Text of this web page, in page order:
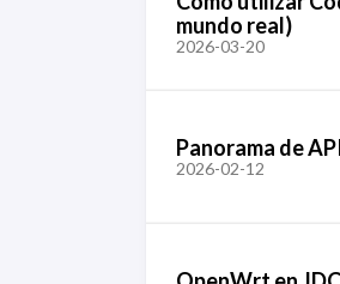
mundo real)
2026-03-20
Panorama de
2026-02-12